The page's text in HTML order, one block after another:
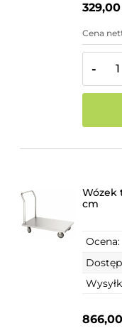
329,00
Cena
-
Wózek
cm
Ocena: